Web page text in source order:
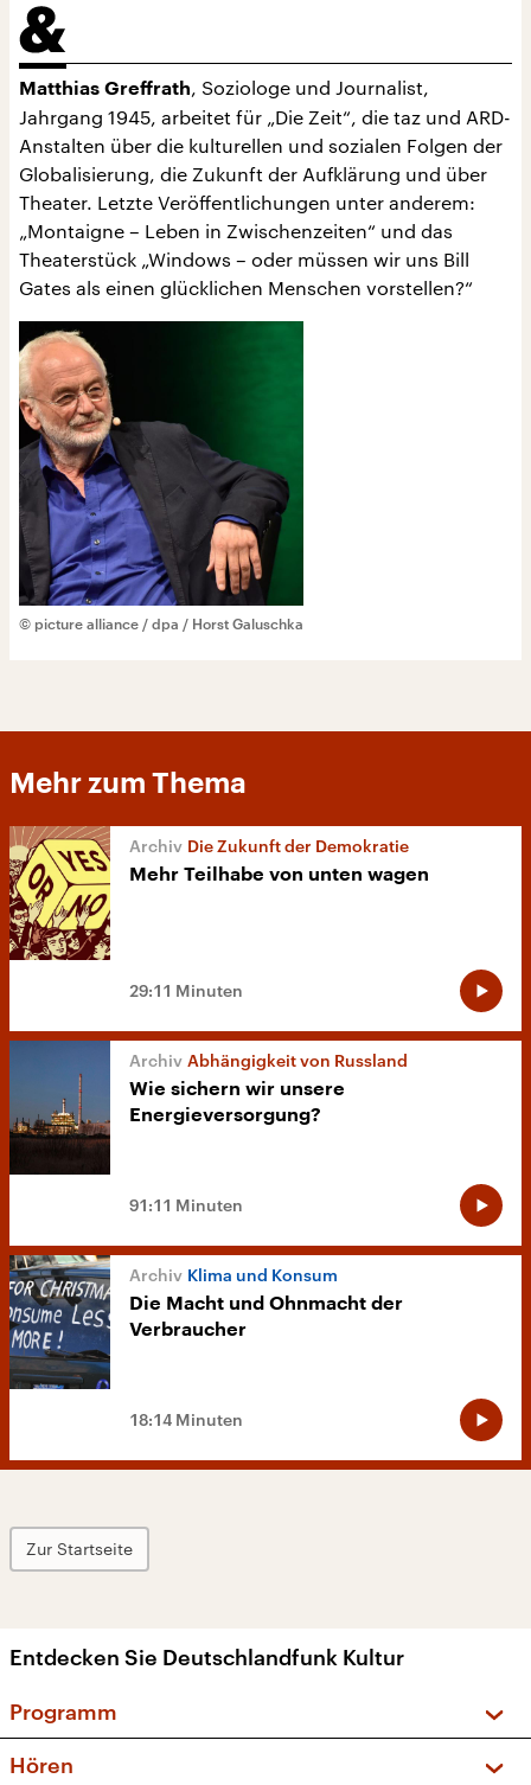
Matthias Greffrath, Soziologe und Journalist,
Jahrgang 1945, arbeitet für „Die Zeit“, die taz und ARD-
Anstalten über die kulturellen und sozialen Folgen der
Globalisierung, die Zukunft der Aufklärung und über
Theater. Letzte Veröffentlichungen unter anderem:
„Montaigne – Leben in Zwischenzeiten“ und das
Theaterstück „Windows – oder müssen wir uns Bill
Gates als einen glücklichen Menschen vorstellen?“
© picture alliance / dpa / Horst Galuschka
Mehr zum Thema
Die Zukunft der Demokratie
Mehr Teilhabe von unten wagen
29:11 Minuten
Abhängigkeit von Russland
Wie sichern wir unsere
Energieversorgung?
91:11 Minuten
Klima und Konsum
Die Macht und Ohnmacht der
Verbraucher
18:14 Minuten
Zur Startseite
Entdecken Sie Deutschlandfunk Kultur
Programm
Hören